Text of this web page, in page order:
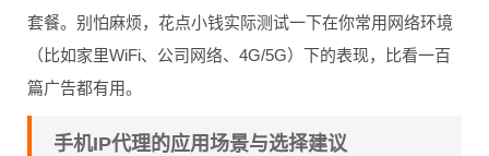
套餐。别怕麻烦，花点小钱实际测试一下在你常用网络环境
（比如家里WiFi、公司网络、4G/5G）下的表现，比看一百
篇广告都有用。
手机IP代理的应用场景与选择建议